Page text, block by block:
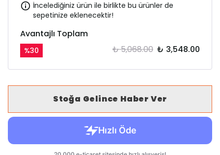
İncelediğiniz ürün ile birlikte bu ürünler de
sepetinize eklenecektir!
Avantajlı Toplam
%30 ₺ 5,068.00 ₺ 3,548.00
Stoğa Gelince Haber Ver